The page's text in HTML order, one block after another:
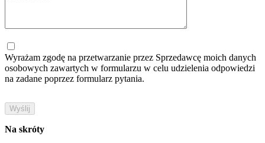
Wyrażam zgodę na przetwarzanie przez Sprzedawcę moich danych
osobowych zawartych w formularzu w celu udzielenia odpowiedzi
na zadane poprzez formularz pytania.
Na skróty